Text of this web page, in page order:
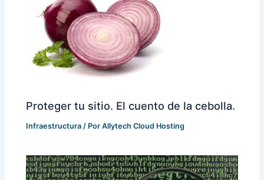
Proteger tu sitio. El cuento de la cebolla.
Infraestructura / PorAllytech Cloud Hosting